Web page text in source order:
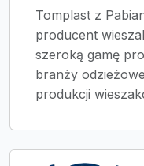
Tomplast z
producent
szeroką gamę
branży
produkcji